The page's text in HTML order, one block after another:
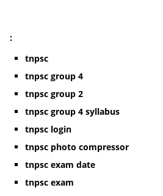
:
tnpsc
tnpsc group 4
tnpsc group 2
tnpsc group 4 syllabus
tnpsc login
tnpsc photo compressor
tnpsc exam date
tnpsc exam